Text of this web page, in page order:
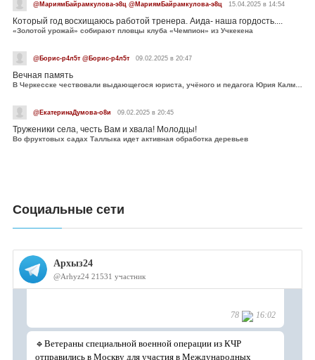
@МариямБайрамкулова-э8ц @МариямБайрамкулова-э8ц 15.04.2025 в 14:54
Который год восхищаюсь работой тренера. Аида- наша гордость....
«Золотой урожай» собирают пловцы клуба «Чемпион» из Учкекена
@Борис-р4л5т @Борис-р4л5т 09.02.2025 в 20:47
Вечная память
В Черкесске чествовали выдающегося юриста, учёного и педагога Юрия Калмыкова
@ЕкатеринаДумова-о8и 09.02.2025 в 20:45
Труженики села, честь Вам и хвала! Молодцы!
Во фруктовых садах Таллыка идет активная обработка деревьев
Социальные сети